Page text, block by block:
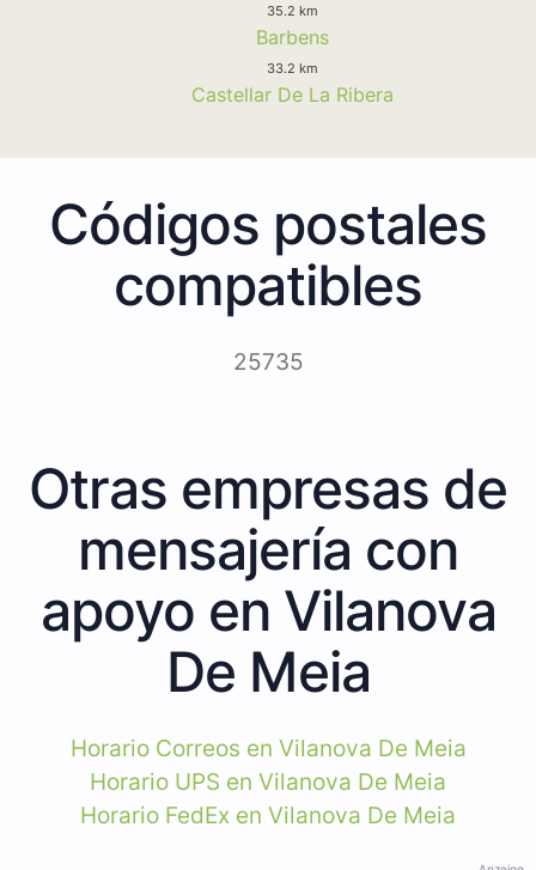
35.2 km
Barbens
33.2 km
Castellar De La Ribera
Códigos postales
compatibles
25735
Otras empresas de
mensajería con
apoyo en Vilanova
De Meia
Horario Correos en Vilanova De Meia
Horario UPS en Vilanova De Meia
Horario FedEx en Vilanova De Meia